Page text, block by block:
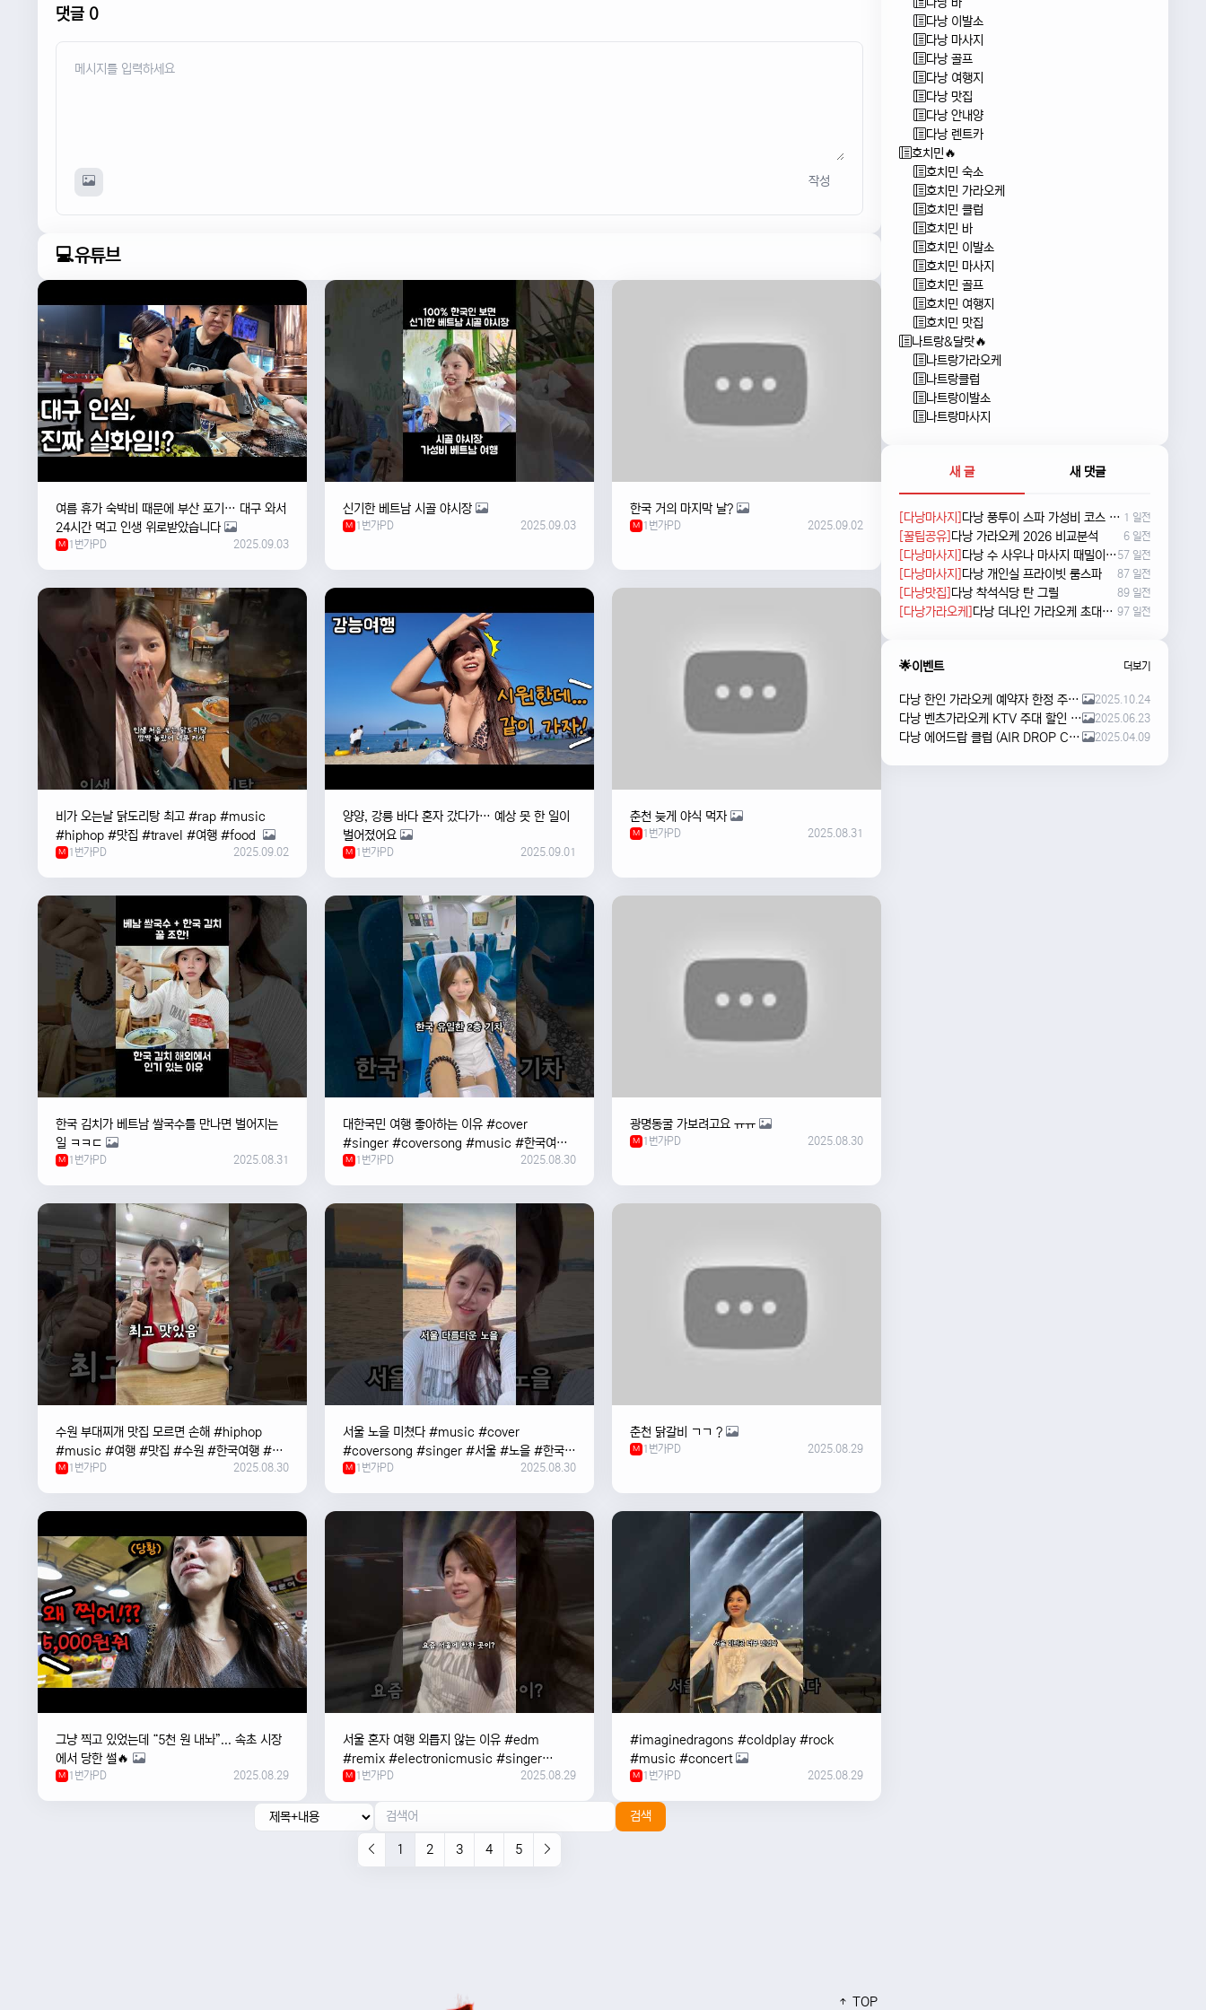
댓글 0
작성
💻유튜브
여름 휴가 숙박비 때문에 부산 포기… 대구 와서
24시간 먹고 인생 위로받았습니다
M 1번가PD 2025.09.03
신기한 베트남 시골 야시장
M 1번가PD 2025.09.03
한국 거의 마지막 날?
M 1번가PD 2025.09.02
비가 오는날 ￼닭도리탕 최고 #rap #music
#hiphop #맛집 #travel #여행 #food ￼
M 1번가PD 2025.09.02
양양, 강릉 바다 혼자 갔다가… 예상 못 한 일이
벌어졌어요
M 1번가PD 2025.09.01
춘천 늦게 야식 먹자
M 1번가PD 2025.08.31
한국 김치가 베트남 쌀국수를 만나면 벌어지는
일 ㅋㅋㄷ
M 1번가PD 2025.08.31
대한국민 여행 좋아하는 이유 #cover
#singer #coversong #music #한국여행
#한국
M 1번가PD 2025.08.30
광명동굴 가보려고요 ㅠㅠ
M 1번가PD 2025.08.30
수원 부대찌개 맛집 모르면 손해 #hiphop
#music #여행 #맛집 #수원 #한국여행 #베
트남여자 #혼자여행
M 1번가PD 2025.08.30
서울 노을 미쳤다 #music #cover
#coversong #singer #서울 #노을 #한국
#한강
M 1번가PD 2025.08.30
춘천 닭갈비 ㄱㄱ ?
M 1번가PD 2025.08.29
그냥 찍고 있었는데 “5천 원 내놔”... 속초 시장
에서 당한 썰🔥
M 1번가PD 2025.08.29
서울 혼자 여행 외릅지 않는 이유 #edm
#remix #electronicmusic #singer
#newmusic #music #여행 #trending
M 1번가PD 2025.08.29
#imaginedragons #coldplay #rock
#music #concert
M 1번가PD 2025.08.29
검색
1 2 3 4 5
다낭 이발소
다낭 마사지
다낭 골프
다낭 여행지
다낭 맛집
다낭 안내양
다낭 렌트카
호치민🔥
호치민 숙소
호치민 가라오케
호치민 클럽
호치민 바
호치민 이발소
호치민 마사지
호치민 골프
호치민 여행지
호치민 맛집
나트랑&달랏🔥
나트랑가라오케
나트랑클럽
나트랑이발소
나트랑마사지
새 글 새 댓글
[다낭마사지] 다낭 풍투이 스파 가성비 코스 새로 나왔네요 1 일전
[꿀팁공유] 다낭 가라오케 2026 비교분석 6 일전
[다낭마사지] 다낭 수 사우나 마사지 때밀이 및 누루 예약방법 57 일전
[다낭마사지] 다낭 개인실 프라이빗 룸스파 87 일전
[다낭맛집] 다낭 착석식당 탄 그릴 89 일전
[다낭가라오케] 다낭 더나인 가라오케 초대형 신상 karaoke 97 일전
🌟이벤트 더보기
다낭 한인 가라오케 예약자 한정 주류 이벤트 안내 2025.10.24
다낭 벤츠가라오케 KTV 주대 할인 해피아워 이벤트 2025.06.23
다낭 에어드랍 클럽 (AIR DROP CLUB) 오픈 이벤트!! 2025.04.09
TOP